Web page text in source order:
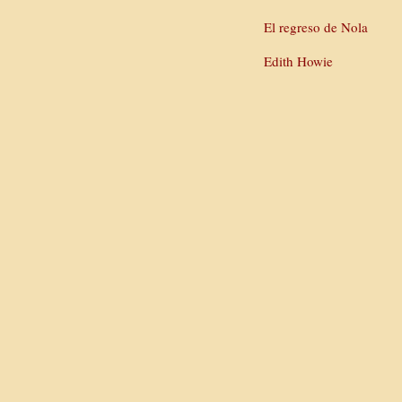
El regreso de Nola
Edith Howie